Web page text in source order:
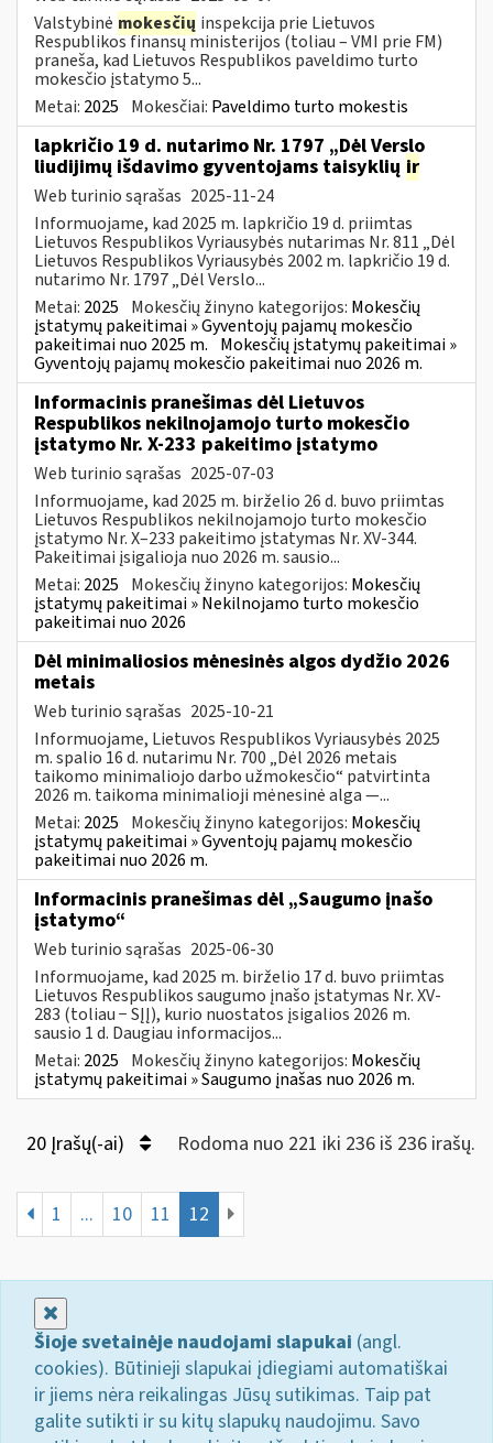
Valstybinė mokesčių inspekcija prie Lietuvos
Respublikos finansų ministerijos (toliau – VMI prie FM)
praneša, kad Lietuvos Respublikos paveldimo turto
mokesčio įstatymo 5...
Metai: 2025 Mokesčiai: Paveldimo turto mokestis
lapkričio 19 d. nutarimo Nr. 1797 „Dėl Verslo
liudijimų išdavimo gyventojams taisyklių ir
Web turinio sąrašas 2025-11-24
Informuojame, kad 2025 m. lapkričio 19 d. priimtas
Lietuvos Respublikos Vyriausybės nutarimas Nr. 811 „Dėl
Lietuvos Respublikos Vyriausybės 2002 m. lapkričio 19 d.
nutarimo Nr. 1797 „Dėl Verslo...
Metai: 2025 Mokesčių žinyno kategorijos: Mokesčių
įstatymų pakeitimai » Gyventojų pajamų mokesčio
pakeitimai nuo 2025 m. Mokesčių įstatymų pakeitimai »
Gyventojų pajamų mokesčio pakeitimai nuo 2026 m.
Informacinis pranešimas dėl Lietuvos
Respublikos nekilnojamojo turto mokesčio
įstatymo Nr. X-233 pakeitimo įstatymo
Web turinio sąrašas 2025-07-03
Informuojame, kad 2025 m. birželio 26 d. buvo priimtas
Lietuvos Respublikos nekilnojamojo turto mokesčio
įstatymo Nr. X–233 pakeitimo įstatymas Nr. XV-344.
Pakeitimai įsigalioja nuo 2026 m. sausio...
Metai: 2025 Mokesčių žinyno kategorijos: Mokesčių
įstatymų pakeitimai » Nekilnojamo turto mokesčio
pakeitimai nuo 2026
Dėl minimaliosios mėnesinės algos dydžio 2026
metais
Web turinio sąrašas 2025-10-21
Informuojame, Lietuvos Respublikos Vyriausybės 2025
m. spalio 16 d. nutarimu Nr. 700 „Dėl 2026 metais
taikomo minimaliojo darbo užmokesčio“ patvirtinta
2026 m. taikoma minimalioji mėnesinė alga —...
Metai: 2025 Mokesčių žinyno kategorijos: Mokesčių
įstatymų pakeitimai » Gyventojų pajamų mokesčio
pakeitimai nuo 2026 m.
Informacinis pranešimas dėl „Saugumo įnašo
įstatymo“
Web turinio sąrašas 2025-06-30
Informuojame, kad 2025 m. birželio 17 d. buvo priimtas
Lietuvos Respublikos saugumo įnašo įstatymas Nr. XV-
283 (toliau − SĮĮ), kurio nuostatos įsigalios 2026 m.
sausio 1 d. Daugiau informacijos...
Metai: 2025 Mokesčių žinyno kategorijos: Mokesčių
įstatymų pakeitimai » Saugumo įnašas nuo 2026 m.
20 Įrašų(-ai) Rodoma nuo 221 iki 236 iš 236 irašų.
1 ... 10 11 12
Šioje svetainėje naudojami slapukai (angl.
cookies). Būtinieji slapukai įdiegiami automatiškai
ir jiems nėra reikalingas Jūsų sutikimas. Taip pat
galite sutikti ir su kitų slapukų naudojimu. Savo